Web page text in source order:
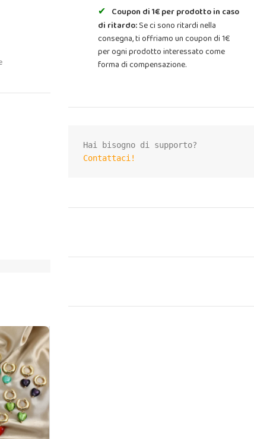
Coupon di 1€ per prodotto in caso
di ritardo:Se ci sono ritardi nella
consegna, ti offriamo un coupon di 1€
per ogni prodotto interessato come
forma di compensazione.
Contattaci!